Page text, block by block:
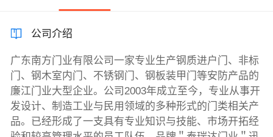
公司介绍
广东南方门业有限公司一家专业生产钢质进户门、非标
门、钢木室内门、不锈钢门、钢板装甲门等安防产品的
廉江门业大型企业。公司2003年成立至今，专业从事开
发设计、制造工业与民用领域的多种形式的门类相关产
品。已经形成了一支具有专业知识与技能、市场开拓经